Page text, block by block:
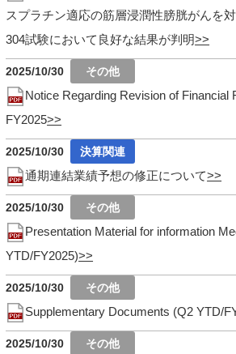
スプラチン適応の筋層浸潤性膀胱がんを
304試験において良好な結果が判明
2025/10/30
Notice Regarding Revision of Financial
FY2025
2025/10/30
通期連結業績予想の修正について
2025/10/30
Presentation Material for information
YTD/FY2025)
2025/10/30
Supplementary Documents (Q2 YTD/
2025/10/30